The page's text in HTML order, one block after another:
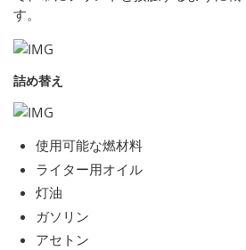
す。
詰め替え
使用可能な燃材料
ライター用オイル
灯油
ガソリン
アセトン